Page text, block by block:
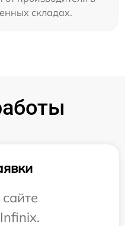
складах.